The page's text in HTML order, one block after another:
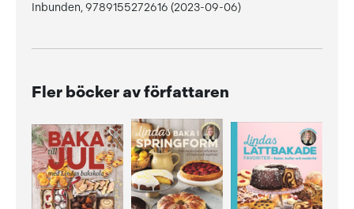
Inbunden, 9789155272616 (2023-09-06)
Fler böcker av författaren